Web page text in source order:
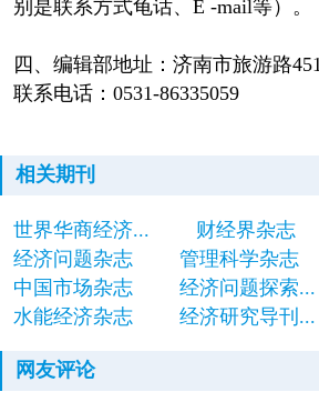
别是联系方式龟话、E -mail等）。
四、编辑部地址：济南市旅游路
联系电话：0531-86335059
相关期刊
世界华商经济...
财经界杂志
经济问题杂志
管理科学杂志
中国市场杂志
经济问题探索...
水能经济杂志
经济研究导刊...
网友评论